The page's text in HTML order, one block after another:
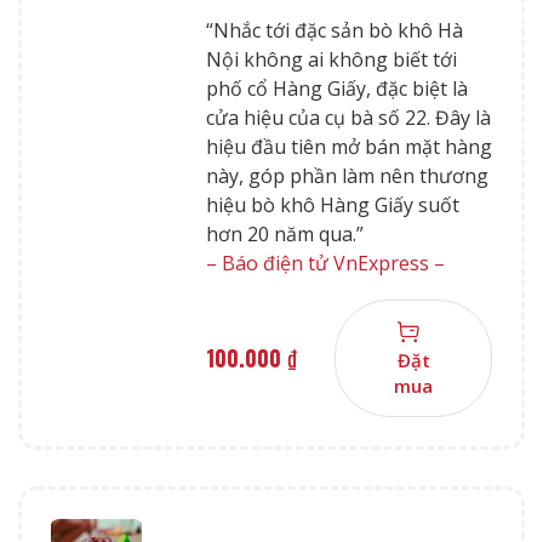
“Nhắc tới đặc sản bò khô Hà
Nội không ai không biết tới
phố cổ Hàng Giấy, đặc biệt là
cửa hiệu của cụ bà số 22. Đây là
hiệu đầu tiên mở bán mặt hàng
này, góp phần làm nên thương
hiệu bò khô Hàng Giấy suốt
hơn 20 năm qua.”
– Báo điện tử VnExpress –
100.000 ₫
Đặt
mua